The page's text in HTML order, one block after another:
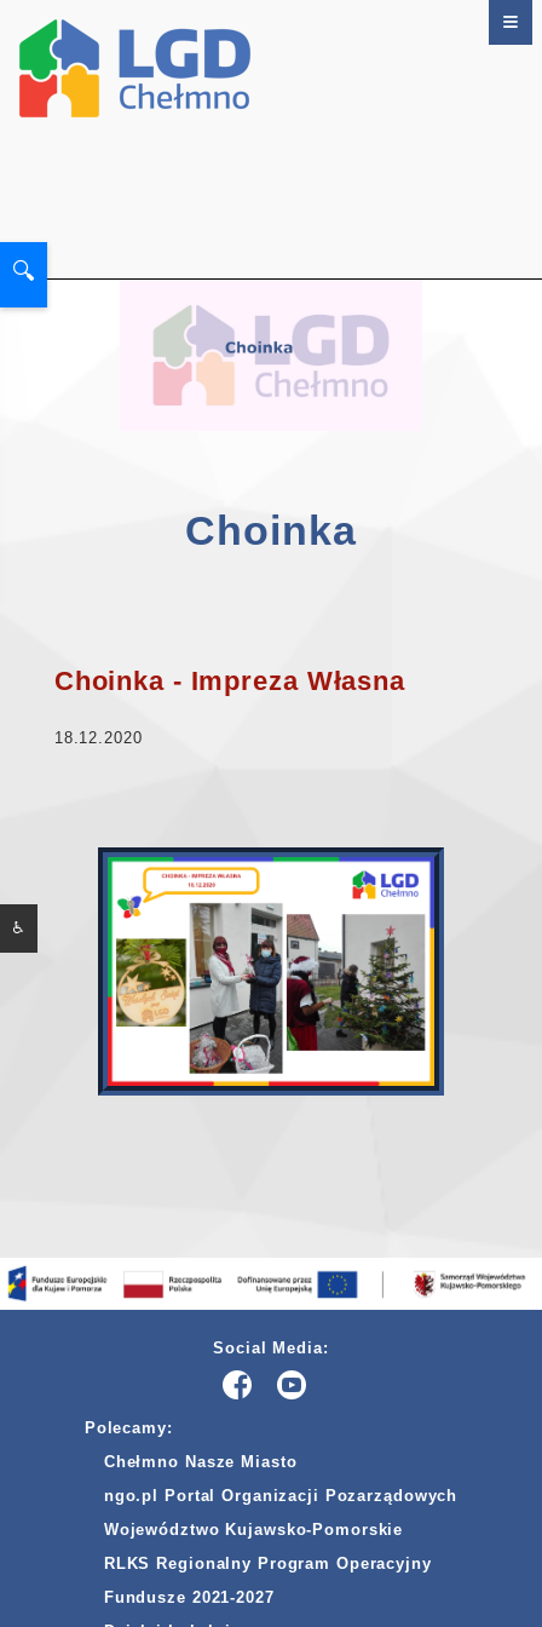
♿
🔍
Choinka
Choinka - Impreza Własna
18.12.2020
Social Media:
Polecamy:
Chełmno Nasze Miasto
ngo.pl Portal Organizacji Pozarządowych
Województwo Kujawsko-Pomorskie
RLKS Regionalny Program Operacyjny
Fundusze 2021-2027